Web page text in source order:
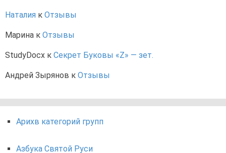
Наталия к Отзывы
Марина к Отзывы
StudyDocx к Секрет Буковы «Z» — зет.
Андрей Зырянов к Отзывы
Арихв категорий групп
Азбука Святой Руси